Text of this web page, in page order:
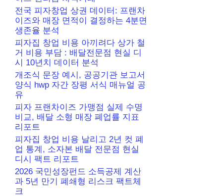
전국 피자창업 상권 데이터: 프랜차
이즈와 매장 면적이 결정하는 4분면
생존율 분석
피자집 창업 비용 아끼려다 상가 철
거 비용 부담 : 배달전문점 현실 디
시 10년치 데이터 분석
개조식 문장 예시, 공공기관 보고서
양식 hwp 자간 장평 서식 매뉴얼 공
유
피자 프랜차이즈 가맹점 실제 수명
비교, 배달 소형 매장 폐업률 지표
리포트
피자집 창업 비용 날리고 2년 컷 폐
업 통계, 소자본 배달 전문점 현실
디시 팩트 리포트
2026 국민성장펀드 소득공제 계산
과 5년 만기 폐쇄형 리스크 팩트체
크